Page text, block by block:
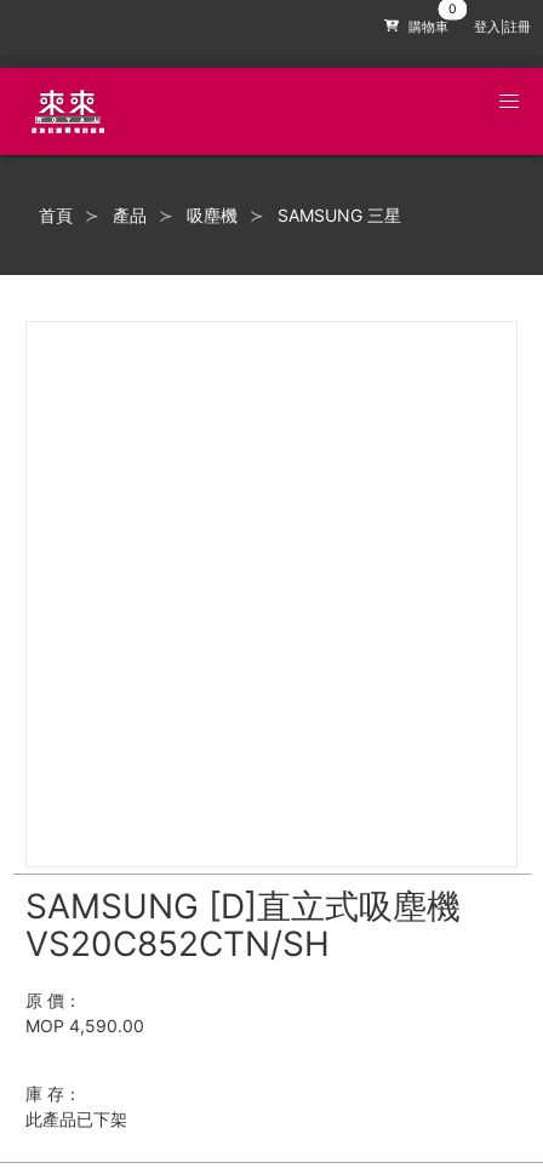
購物車 登入|註冊
首頁 產品 吸塵機 SAMSUNG 三星
SAMSUNG [D]直立式吸塵機
VS20C852CTN/SH
原 價：
MOP 4,590.00
庫 存：
此產品已下架